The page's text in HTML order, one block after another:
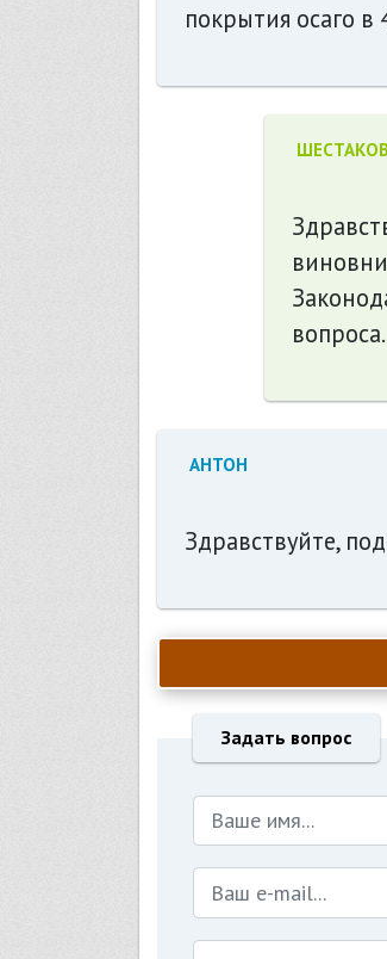
покрытия осаго в
вопроса.
АНТОН
Здравствуйте,
Задать вопрос